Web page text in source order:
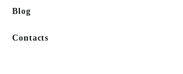
Blog
Contacts